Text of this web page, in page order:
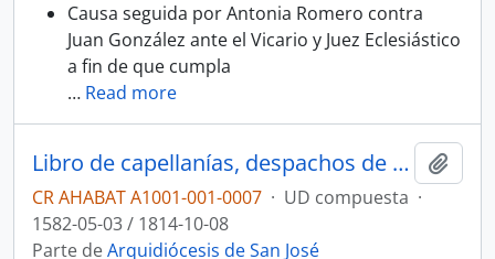
Causa seguida por Antonia Romero contra
Juan González ante el Vicario y Juez Eclesiástico
a fin de que cumpla
… Read more
Libro de capellanías, despachos de obispos de Nicaragua y Costa Rica y documentos diversos
CR AHABAT A1001-001-0007 · UD compuesta ·
1582-05-03 / 1814-10-08
Parte deArquidiócesis de San José